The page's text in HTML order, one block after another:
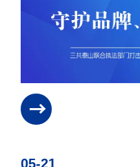
05-21